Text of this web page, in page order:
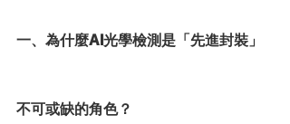
一、為什麼AI光學檢測是「先進封裝」
不可或缺的角色？